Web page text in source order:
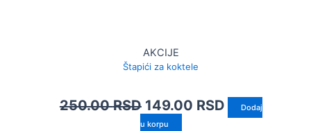
AKCIJE
Štapići za koktele
250.00RSD 149.00 RSD
Dodaj
u korpu